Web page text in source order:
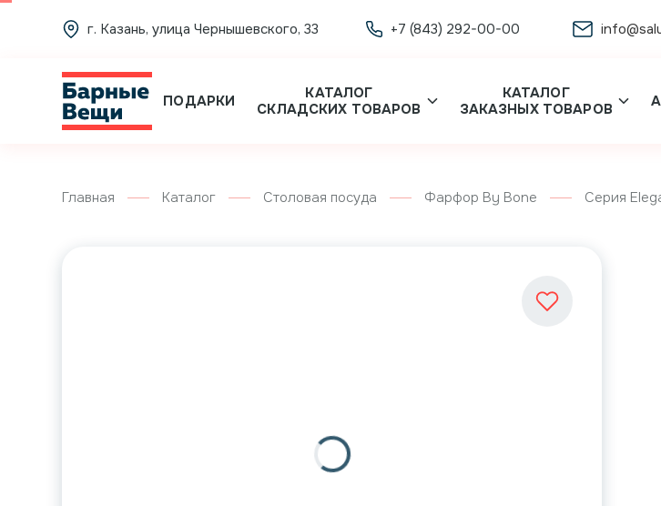
г. Казань, улица Чернышевского, 33 +7 (843) 292-00-00
ПОДАРКИ
КАТАЛОГ
СКЛАДСКИХ ТОВАРОВ
КАТАЛОГ
ЗАКАЗНЫХ ТОВАРОВ
Главная Каталог Столовая посуда Фарфор By Bone Серия